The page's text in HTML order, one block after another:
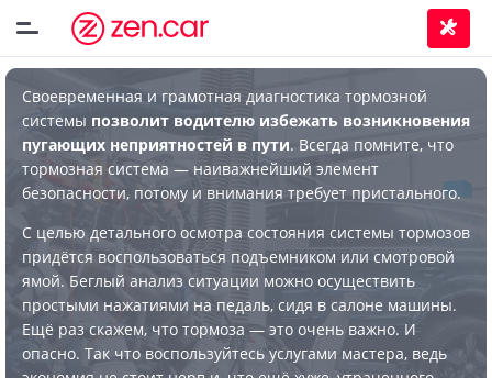
Своевременная и грамотная диагностика тормозной
системы позволит водителю избежать возникновения
пугающих неприятностей в пути. Всегда помните, что
тормозная система — наиважнейший элемент
безопасности, потому и внимания требует пристального.
С целью детального осмотра состояния системы тормозов
придётся воспользоваться подъемником или смотровой
ямой. Беглый анализ ситуации можно осуществить
простыми нажатиями на педаль, сидя в салоне машины.
Ещё раз скажем, что тормоза — это очень важно. И
опасно. Так что воспользуйтесь услугами мастера, ведь